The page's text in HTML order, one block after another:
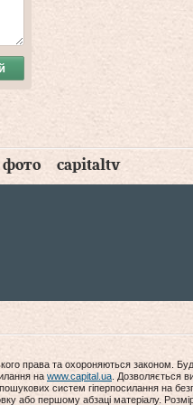
фото capitaltv
права та охороняються законом.
на www.capital.ua . Дозволяється
систем гіперпосилання на
або першому абзаці матеріалу.